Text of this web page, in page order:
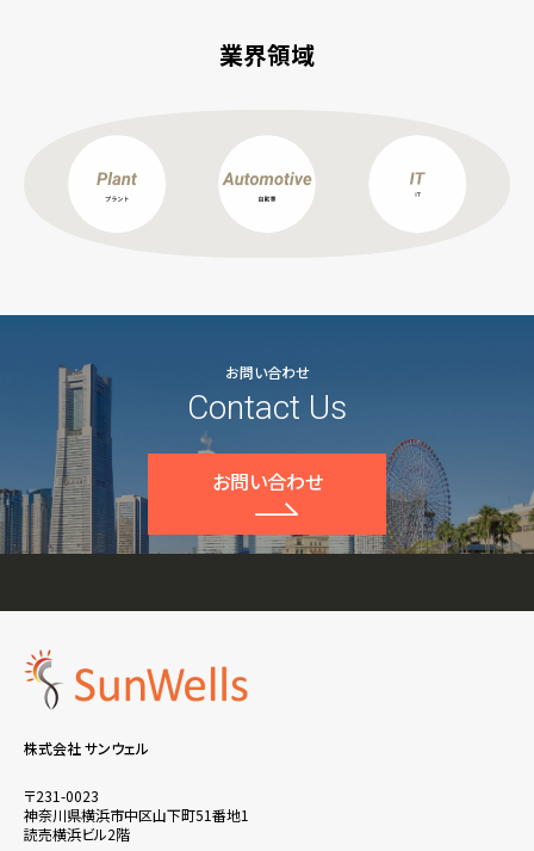
業界領域
お問い合わせ
Contact Us
お問い合わせ
株式会社 サンウェル
〒231-0023
神奈川県横浜市中区山下町51番地1
読売横浜ビル2階